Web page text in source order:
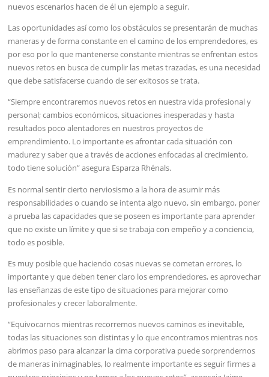
nuevos escenarios hacen de él un ejemplo a seguir.
Las oportunidades así como los obstáculos se presentarán de muchas
maneras y de forma constante en el camino de los emprendedores, es
por eso por lo que mantenerse constante mientras se enfrentan estos
nuevos retos en busca de cumplir las metas trazadas, es una necesidad
que debe satisfacerse cuando de ser exitosos se trata.
“Siempre encontraremos nuevos retos en nuestra vida profesional y
personal; cambios económicos, situaciones inesperadas y hasta
resultados poco alentadores en nuestros proyectos de
emprendimiento. Lo importante es afrontar cada situación con
madurez y saber que a través de acciones enfocadas al crecimiento,
todo tiene solución” asegura Esparza Rhénals.
Es normal sentir cierto nerviosismo a la hora de asumir más
responsabilidades o cuando se intenta algo nuevo, sin embargo, poner
a prueba las capacidades que se poseen es importante para aprender
que no existe un límite y que si se trabaja con empeño y a conciencia,
todo es posible.
Es muy posible que haciendo cosas nuevas se cometan errores, lo
importante y que deben tener claro los emprendedores, es aprovechar
las enseñanzas de este tipo de situaciones para mejorar como
profesionales y crecer laboralmente.
“Equivocarnos mientras recorremos nuevos caminos es inevitable,
todas las situaciones son distintas y lo que encontramos mientras nos
abrimos paso para alcanzar la cima corporativa puede sorprendernos
de maneras inimaginables, lo realmente importante es seguir firmes a